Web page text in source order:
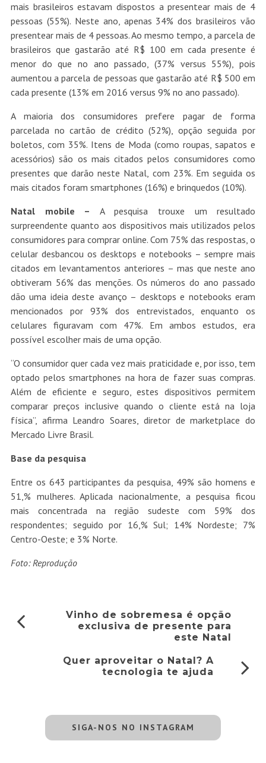
mais brasileiros estavam dispostos a presentear mais de 4
pessoas (55%). Neste ano, apenas 34% dos brasileiros vão
presentear mais de 4 pessoas. Ao mesmo tempo, a parcela de
brasileiros que gastarão até R$ 100 em cada presente é
menor do que no ano passado, (37% versus 55%), pois
aumentou a parcela de pessoas que gastarão até R$ 500 em
cada presente (13% em 2016 versus 9% no ano passado).
A maioria dos consumidores prefere pagar de forma
parcelada no cartão de crédito (52%), opção seguida por
boletos, com 35%. Itens de Moda (como roupas, sapatos e
acessórios) são os mais citados pelos consumidores como
presentes que darão neste Natal, com 23%. Em seguida os
mais citados foram smartphones (16%) e brinquedos (10%).
Natal mobile –
A pesquisa trouxe um resultado
surpreendente quanto aos dispositivos mais utilizados pelos
consumidores para comprar online. Com 75% das respostas, o
celular desbancou os desktops e notebooks – sempre mais
citados em levantamentos anteriores – mas que neste ano
obtiveram 56% das menções. Os números do ano passado
dão uma ideia deste avanço – desktops e notebooks eram
mencionados por 93% dos entrevistados, enquanto os
celulares figuravam com 47%. Em ambos estudos, era
possível escolher mais de uma opção.
“O consumidor quer cada vez mais praticidade e, por isso, tem
optado pelos smartphones na hora de fazer suas compras.
Além de eficiente e seguro, estes dispositivos permitem
comparar preços inclusive quando o cliente está na loja
física”, afirma Leandro Soares, diretor de marketplace do
Mercado Livre Brasil.
Base da pesquisa
Entre os 643 participantes da pesquisa, 49% são homens e
51,% mulheres. Aplicada nacionalmente, a pesquisa ficou
mais concentrada na região sudeste com 59% dos
respondentes; seguido por 16,% Sul; 14% Nordeste; 7%
Centro-Oeste; e 3% Norte.
Foto: Reprodução
Vinho de sobremesa é opção
exclusiva de presente para
este Natal
Quer aproveitar o Natal? A
tecnologia te ajuda
SIGA-NOS NO INSTAGRAM